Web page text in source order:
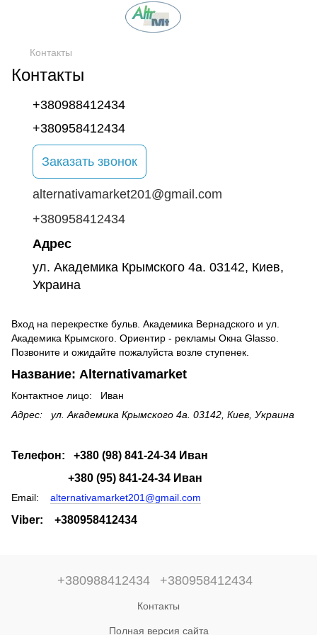
Контакты
Контакты
+380988412434
+380958412434
Заказать звонок
alternativamarket201@gmail.com
+380958412434
Адрес
ул. Академика Крымского 4а. 03142, Киев,
Украина
Вход на перекрестке бульв. Академика Вернадского и ул.
Академика Крымского. Ориентир - рекламы Окна Glasso.
Позвоните и ожидайте пожалуйста возле ступенек.
Название: Alternativamarket
Контактное лицо: Иван
Адрес: ул. Академика Крымского 4а. 03142, Киев, Украина
Телефон: +380 (98) 841-24-34 Иван
+380 (95) 841-24-34 Иван
Email: alternativamarket201@gmail.com
Viber: +380958412434
+380988412434 +380958412434
Контакты
Полная версия сайта